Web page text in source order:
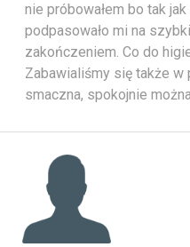
nie próbowałem bo tak
podpasowało mi na
zakończeniem. Co do
Zabawialiśmy się także
smaczna, spokojnie